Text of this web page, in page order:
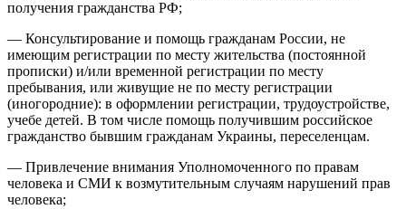
получения гражданства РФ;
— Консультирование и помощь гражданам России, не
имеющим регистрации по месту жительства (постоянной
прописки) и/или временной регистрации по месту
пребывания, или живущие не по месту регистрации
(иногородние): в оформлении регистрации, трудоустройстве,
учебе детей. В том числе помощь получившим российское
гражданство бывшим гражданам Украины, переселенцам.
— Привлечение внимания Уполномоченного по правам
человека и СМИ к возмутительным случаям нарушений прав
человека;